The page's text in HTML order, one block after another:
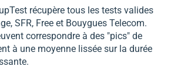
récupère tous les tests valides
SFR, Free et Bouygues Telecom.
correspondre à des "pics" de
à une moyenne lissée sur la durée